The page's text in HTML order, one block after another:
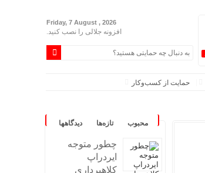
Friday, 7 August , 2026
افزونه جلالی را نصب کنید.
حمایت از کسب‌وکار
محبوب تازه‌ها دیدگاهها
چطور متوجه
ایردراپ
کلاهبرداری